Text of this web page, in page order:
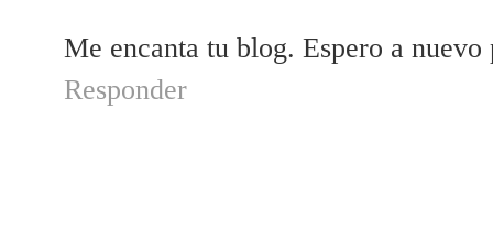
Me encanta tu blog. Espero a nuevo
Responder